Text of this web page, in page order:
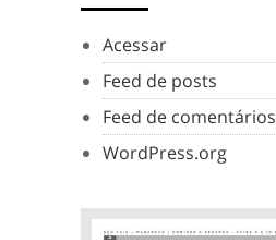
Acessar
Feed de posts
Feed de comentários
WordPress.org